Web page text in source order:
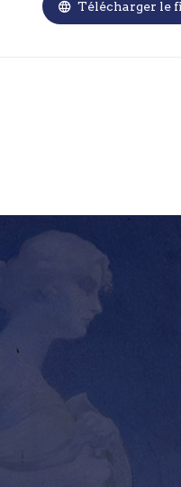
 Télécharger le